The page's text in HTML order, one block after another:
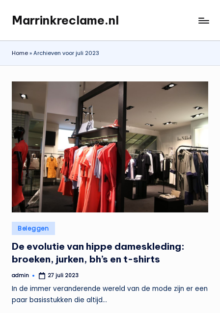
de
inhoud
Marrinkreclame.nl
Home»Archieven voor juli 2023
Geplaatst
in
Beleggen
De evolutie van hippe dameskleding:
broeken, jurken, bh’s en t-shirts
Geplaatst
admin 27 juli 2023
In de immer veranderende wereld van de mode zijn er een
paar basisstukken die altijd…